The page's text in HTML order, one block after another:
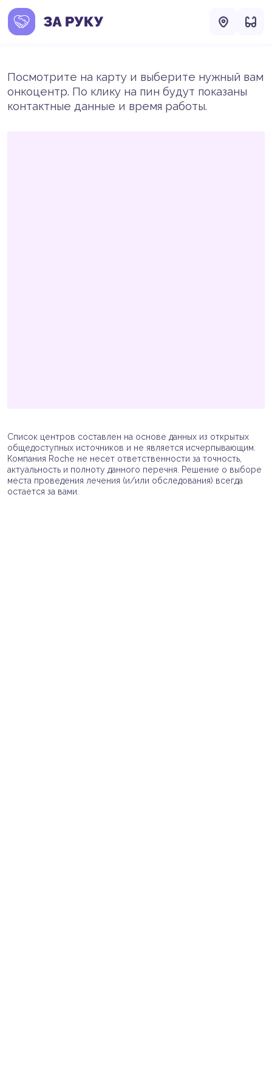
Посмотрите на карту и выберите нужный вам
онкоцентр. По клику на пин будут показаны
контактные данные и время работы.
Список центров составлен на основе данных из открытых
общедоступных источников и не является исчерпывающим.
Компания Roche не несет ответственности за точность,
актуальность и полноту данного перечня. Решение о выборе
места проведения лечения (и/или обследования) всегда
остается за вами.